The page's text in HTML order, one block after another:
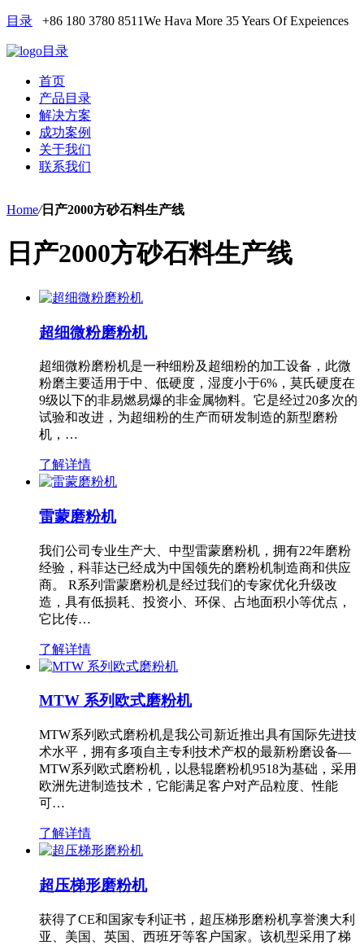
目录 +86 180 3780 8511We Hava More 35 Years Of Expeiences
目录
首页
产品目录
解决方案
成功案例
关于我们
联系我们
Home/日产2000方砂石料生产线
日产2000方砂石料生产线
超细微粉磨粉机
超细微粉磨粉机是一种细粉及超细粉的加工设备，此微
粉磨主要适用于中、低硬度，湿度小于6%，莫氏硬度在
9级以下的非易燃易爆的非金属物料。它是经过20多次的
试验和改进，为超细粉的生产而研发制造的新型磨粉
机，…
了解详情
雷蒙磨粉机
我们公司专业生产大、中型雷蒙磨粉机，拥有22年磨粉
经验，科菲达已经成为中国领先的磨粉机制造商和供应
商。 R系列雷蒙磨粉机是经过我们的专家优化升级改
造，具有低损耗、投资小、环保、占地面积小等优点，
它比传…
了解详情
MTW 系列欧式磨粉机
MTW系列欧式磨粉机是我公司新近推出具有国际先进技
术水平，拥有多项自主专利技术产权的最新粉磨设备—
MTW系列欧式磨粉机，以悬辊磨粉机9518为基础，采用
欧洲先进制造技术，它能满足客户对产品粒度、性能
可…
了解详情
超压梯形磨粉机
获得了CE和国家专利证书，超压梯形磨粉机享誉澳大利
亚、美国、英国、西班牙等客户国家。该机型采用了梯